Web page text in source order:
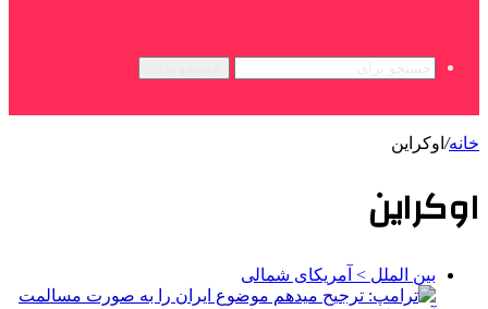
خانه/ اوکراین
اوکراین
بین الملل > آمریکای شمالی